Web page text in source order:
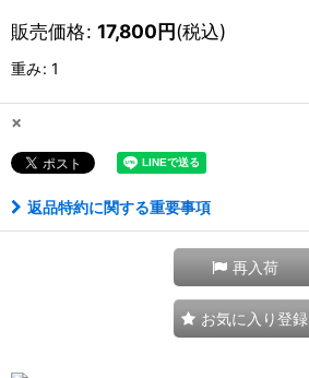
販売価格: 17,800円(税込)
重み: 1
×
返品特約に関する重要事項
再入荷
お気に入り登録